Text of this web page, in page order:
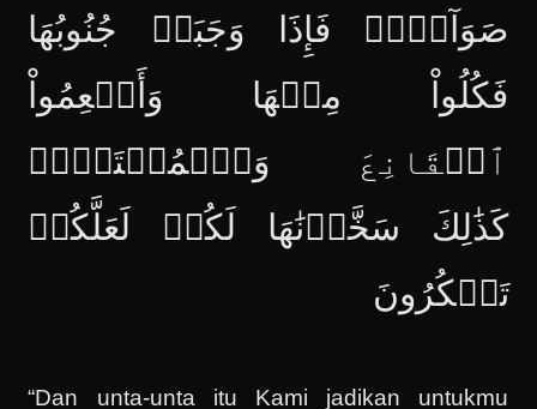
صَوَآفَّۖ فَإِذَا وَجَبَتۡ جُنُوبُهَا
فَكُلُواْ مِنۡهَا وَأَطۡعِمُواْ
ٱلۡقَانِعَ وَٱلۡمُعۡتَرَّۚ
كَذَٰلِكَ سَخَّرۡنَٰهَا لَكُمۡ لَعَلَّكُمۡ
تَشۡكُرُونَ
“Dan unta-unta itu Kami jadikan untukmu